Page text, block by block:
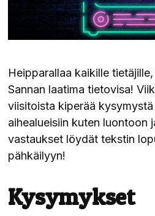
Heipparallaa kaikille
Sannan laatima tietovisa!
viisitoista kiperää
aihealueisiin kuten luontoon
vastaukset löydät tekstin
pähkäilyyn!
Kysymykset